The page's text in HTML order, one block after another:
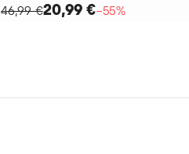
46,99 €20,99 €−55%